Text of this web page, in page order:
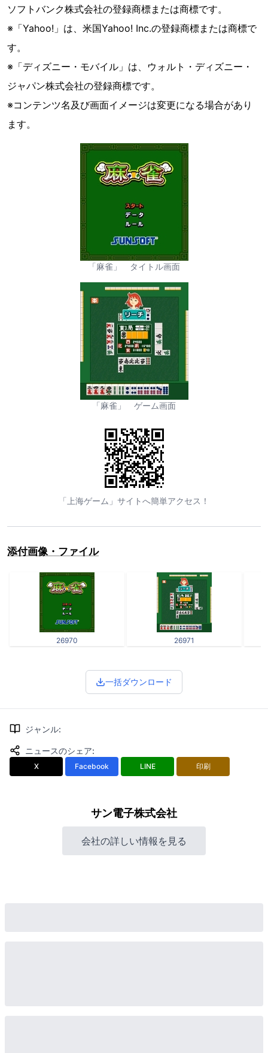
ソフトバンク株式会社の登録商標または商標です。
※「Yahoo!」は、米国Yahoo! Inc.の登録商標または商標で
す。
※「ディズニー・モバイル」は、ウォルト・ディズニー・
ジャパン株式会社の登録商標です。
※コンテンツ名及び画面イメージは変更になる場合があり
ます。
「麻雀」 タイトル画面
「麻雀」 ゲーム画面
「上海ゲーム」サイトへ簡単アクセス！
添付画像・ファイル
26970 26971
一括ダウンロード
ジャンル:
ニュースのシェア:
X Facebook LINE 印刷
サン電子株式会社
会社の詳しい情報を見る